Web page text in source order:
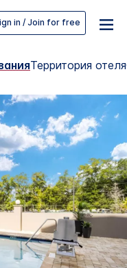
in / Join for free
Территория отеля